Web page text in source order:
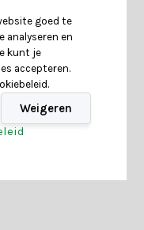
bekeken
goed te
analyseren en
kunt je
accepteren.
Weigeren